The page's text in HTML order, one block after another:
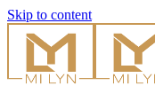
Skip to content